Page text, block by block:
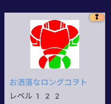
❢
お洒落なロングコヲト
レベル122